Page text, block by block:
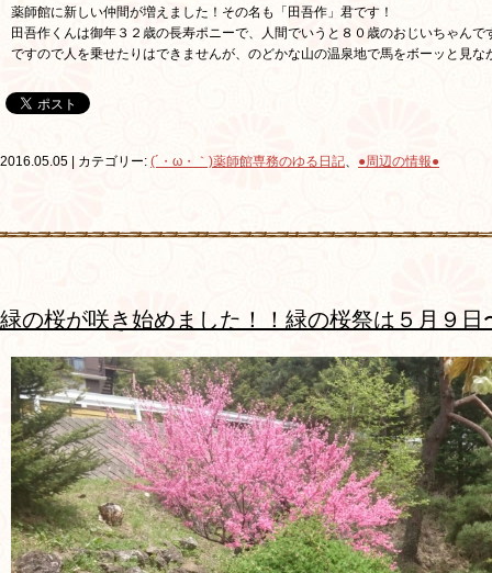
薬師館に新しい仲間が増えました！その名も「田吾作」君です！
田吾作くんは御年３２歳の長寿ポニーで、人間でいうと８０歳のおじいちゃんで
ですので人を乗せたりはできませんが、のどかな山の温泉地で馬をボーッと見
2016.05.05 | カテゴリー: (´・ω・｀)薬師館専務のゆる日記、 ●周辺の情報●
緑の桜が咲き始めました！！緑の桜祭は５月９日